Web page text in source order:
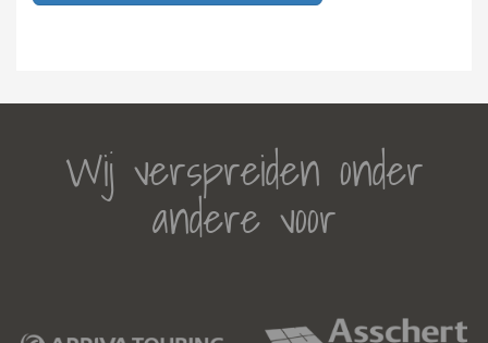
Wij verspreiden onder
andere voor